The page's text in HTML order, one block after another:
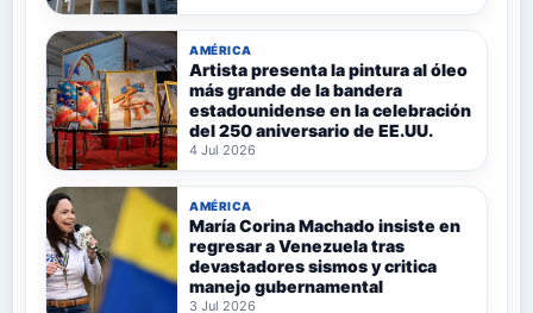
AMÉRICA
Artista presenta la pintura al óleo
más grande de la bandera
estadounidense en la celebración
del 250 aniversario de EE.UU.
4 Jul 2026
AMÉRICA
María Corina Machado insiste en
regresar a Venezuela tras
devastadores sismos y critica
manejo gubernamental
3 Jul 2026